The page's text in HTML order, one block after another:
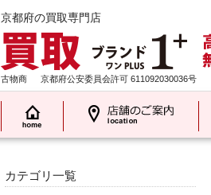
京都府の買取専門店
古物商 京都府公安委員会許可 611092030036号
カテゴリ一覧